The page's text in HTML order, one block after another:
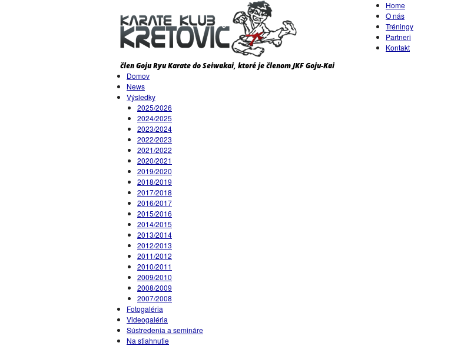
Home
O nás
Tréningy
Partneri
Kontakt
Domov
News
Výsledky
2025/2026
2024/2025
2023/2024
2022/2023
2021/2022
2020/2021
2019/2020
2018/2019
2017/2018
2016/2017
2015/2016
2014/2015
2013/2014
2012/2013
2011/2012
2010/2011
2009/2010
2008/2009
2007/2008
Fotogaléria
Videogaléria
Sústredenia a semináre
Na stiahnutie